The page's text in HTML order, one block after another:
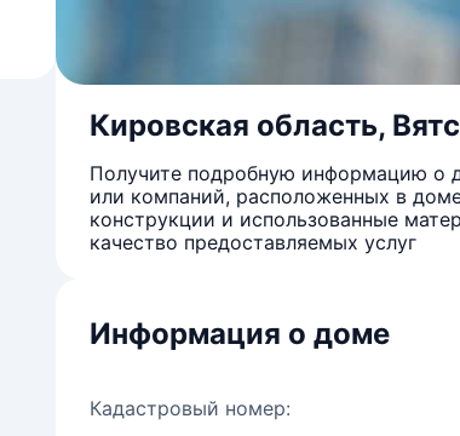
Кировская область,
Получите подробную информацию о
или компаний, расположенных в
конструкции и использованные
качество предоставляемых услуг
Информация о доме
Кадастровый номер: